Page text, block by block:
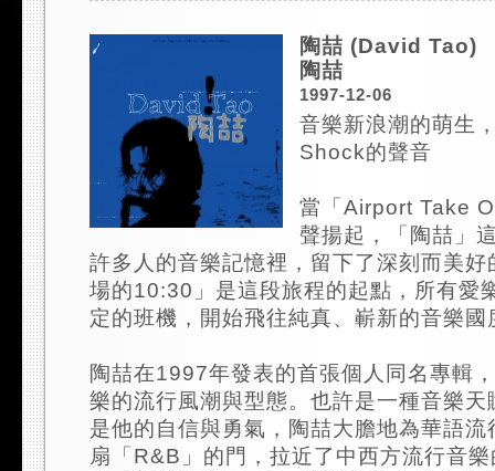
陶喆 (David Tao)
陶喆
1997-12-06
音樂新浪潮的萌生
Shock的聲音
當「Airport Take
聲揚起，「陶喆」
許多人的音樂記憶裡，留下了深刻而美好
場的10:30」是這段旅程的起點，所有愛
定的班機，開始飛往純真、嶄新的音樂國
陶喆在1997年發表的首張個人同名專輯
樂的流行風潮與型態。也許是一種音樂天
是他的自信與勇氣，陶喆大膽地為華語流
扇「R&B」的門，拉近了中西方流行音